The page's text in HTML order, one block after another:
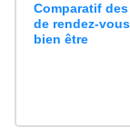
Comparatif
de rendez-
bien être